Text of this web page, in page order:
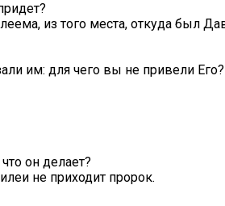
из того места, откуда был
им: для чего вы не привели Его?
он делает?
не приходит пророк.